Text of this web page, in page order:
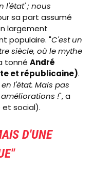
l'état' ; nous
sa part assumé
largement
populaire. "C'est un
siècle, où le mythe
tonné André
et républicaine).
l'état. Mais pas
!", a
et social).
D'UNE